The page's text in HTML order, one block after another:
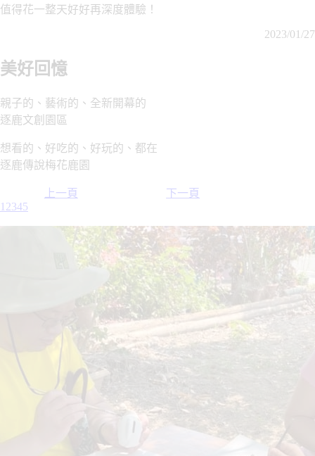
值得花一整天好好再深度體驗！
2023/01/27
美好回憶
親子的、藝術的、全新開幕的
逐鹿文創園區
想看的、好吃的、好玩的、都在
逐鹿傳說梅花鹿園
上一頁
下一頁
1 2345